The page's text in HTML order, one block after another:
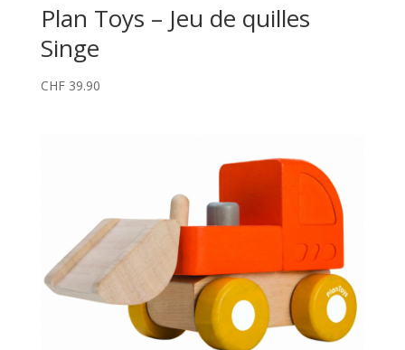
Plan Toys – Jeu de quilles
Singe
CHF39.90